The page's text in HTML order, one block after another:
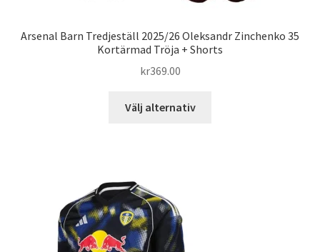
Arsenal Barn Tredjeställ 2025/26 Oleksandr Zinchenko 35
Kortärmad Tröja + Shorts
kr369.00
Välj alternativ